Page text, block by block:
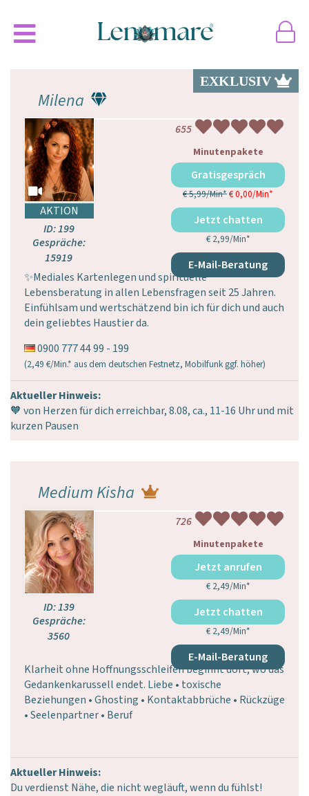
Milena
ID: 199
Gespräche:
15919
✨Mediales Kartenlegen und spirituelle
Lebensberatung in allen Lebensfragen seit 25 Jahren.
Einfühlsam und wertschätzend bin ich für dich und auch
dein geliebtes Haustier da.
655
Minutenpakete
Gratisgespräch
€ 5,99/Min*€ 0,00/Min*
Jetzt gratis chatten
€ 2,99/Min*
E-Mail-Beratung
Aktueller Hinweis:
🧡 von Herzen für dich erreichbar, 8.08, ca., 11-16 Uhr und mit
kurzen Pausen
0900 777 44 99 - 199
(2,49 €/Min.* aus dem deutschen Festnetz, Mobilfunk ggf. höher)
Medium Kisha
ID: 139
Gespräche:
3560
Klarheit ohne Hoffnungsschleifen beginnt dort, wo das
Gedankenkarussell endet. Liebe • toxische
Beziehungen • Ghosting • Kontaktabbrüche • Rückzüge
• Seelenpartner • Beruf
726
Minutenpakete
Jetzt anrufen
€ 2,49/Min*
Jetzt gratis chatten
€ 2,49/Min*
E-Mail-Beratung
Aktueller Hinweis:
Du verdienst Nähe, die nicht wegläuft, wenn du fühlst!